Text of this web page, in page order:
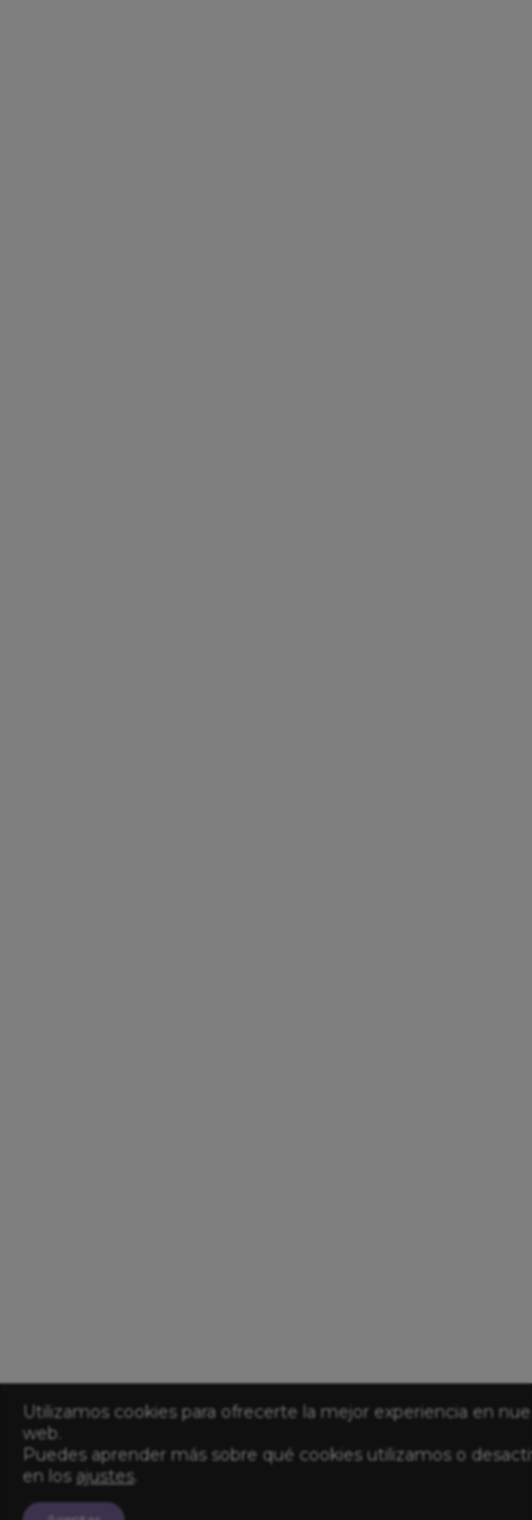
Utilizamos cookies para ofrecerte la mejor experiencia en
web.
Puedes aprender más sobre qué cookies utilizamos o
en los ajustes.